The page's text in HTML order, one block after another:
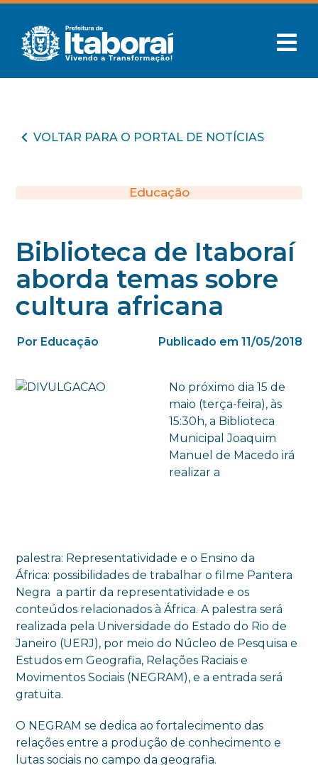
VOLTAR PARA O PORTAL DE NOTÍCIAS
Educação
Biblioteca de Itaboraí
aborda temas sobre
cultura africana
Por Educação Publicado em 11/05/2018
No próximo dia 15 de
maio (terça-feira), às
15:30h, a Biblioteca
Municipal Joaquim
Manuel de Macedo irá
realizar a
palestra: Representatividade e o Ensino da
África: possibilidades de trabalhar o filme Pantera
Negra a partir da representatividade e os
conteúdos relacionados à África. A palestra será
realizada pela Universidade do Estado do Rio de
Janeiro (UERJ), por meio do Núcleo de Pesquisa e
Estudos em Geografia, Relações Raciais e
Movimentos Sociais (NEGRAM), e a entrada será
gratuita.
O NEGRAM se dedica ao fortalecimento das
relações entre a produção de conhecimento e
lutas sociais no campo da geografia.